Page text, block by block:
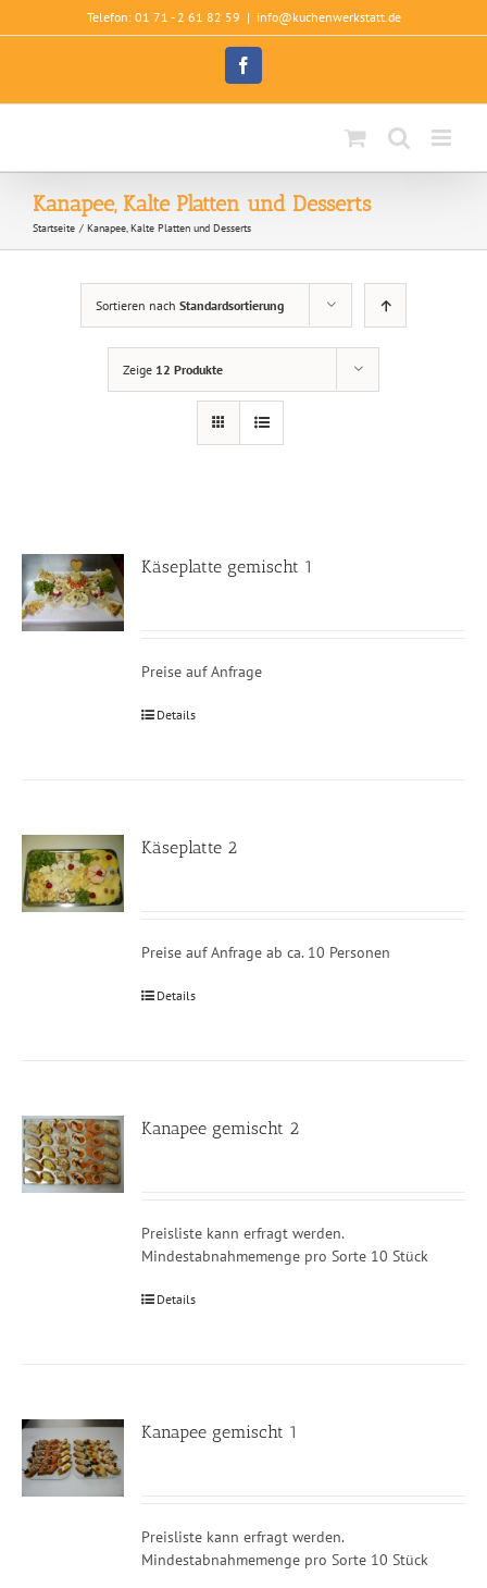
Inhalt
Telefon: 01 71 - 2 61 82 59 | info@kuchenwerkstatt.de
Facebook
Kanapee, Kalte Platten und Desserts
Startseite Kanapee, Kalte Platten und Desserts
Sortieren nach Standardsortierung
Zeige 12 Produkte
Käseplatte gemischt 1
Preise auf Anfrage
Details
Käseplatte 2
Preise auf Anfrage ab ca. 10 Personen
Details
Kanapee gemischt 2
Preisliste kann erfragt werden.
Mindestabnahmemenge pro Sorte 10 Stück
Details
Kanapee gemischt 1
Preisliste kann erfragt werden.
Mindestabnahmemenge pro Sorte 10 Stück